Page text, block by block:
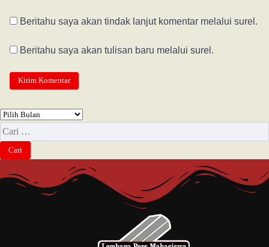
Beritahu saya akan tindak lanjut komentar melalui surel.
Beritahu saya akan tulisan baru melalui surel.